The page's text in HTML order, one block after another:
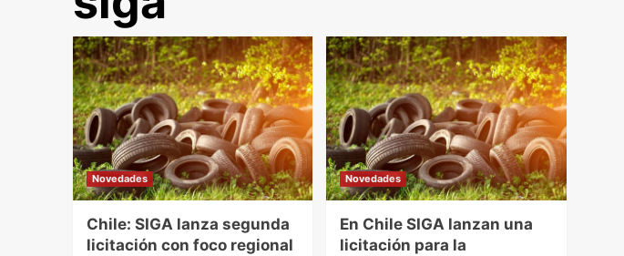
Novedades
Chile: SIGA lanza segunda
licitación con foco regional
Novedades
En Chile SIGA lanzan una
licitación para la